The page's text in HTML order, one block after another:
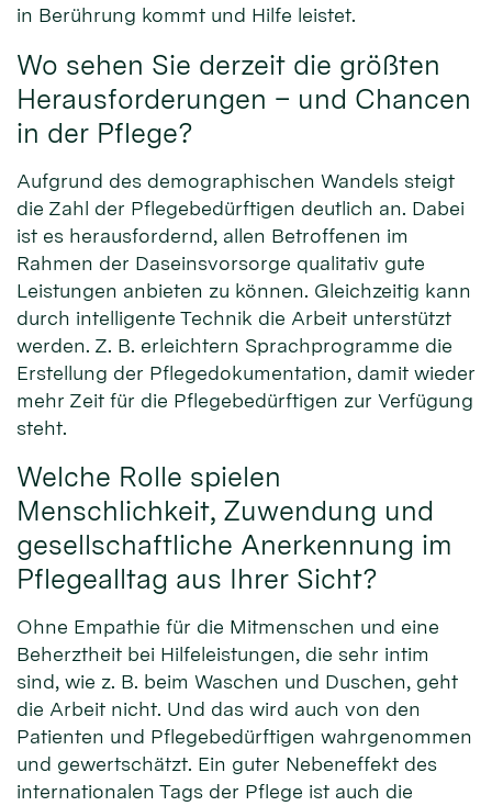
in Berührung kommt und Hilfe leistet.
Wo sehen Sie derzeit die größten
Herausforderungen – und Chancen
in der Pflege?
Aufgrund des demographischen Wandels steigt
die Zahl der Pflegebedürftigen deutlich an. Dabei
ist es herausfordernd, allen Betroffenen im
Rahmen der Daseinsvorsorge qualitativ gute
Leistungen anbieten zu können. Gleichzeitig kann
durch intelligente Technik die Arbeit unterstützt
werden. Z. B. erleichtern Sprachprogramme die
Erstellung der Pflegedokumentation, damit wieder
mehr Zeit für die Pflegebedürftigen zur Verfügung
steht.
Welche Rolle spielen
Menschlichkeit, Zuwendung und
gesellschaftliche Anerkennung im
Pflegealltag aus Ihrer Sicht?
Ohne Empathie für die Mitmenschen und eine
Beherztheit bei Hilfeleistungen, die sehr intim
sind, wie z. B. beim Waschen und Duschen, geht
die Arbeit nicht. Und das wird auch von den
Patienten und Pflegebedürftigen wahrgenommen
und gewertschätzt. Ein guter Nebeneffekt des
internationalen Tags der Pflege ist auch die